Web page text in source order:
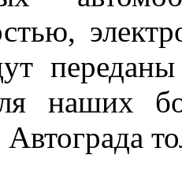
наших